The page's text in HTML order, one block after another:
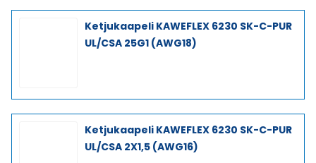
Ketjukaapeli KAWEFLEX 6230 SK-C-PUR
UL/CSA 25G1 (AWG18)
Ketjukaapeli KAWEFLEX 6230 SK-C-PUR
UL/CSA 2X1,5 (AWG16)